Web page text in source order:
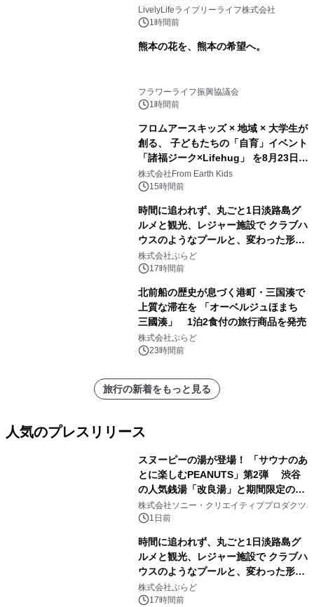
LivelyLifeライブリーライフ株式会社
1時間前
熊本の花を、熊本の希望へ。
フラワーライフ振興協議会
1時間前
フロムアースキッズ × 地域 × 大学生が
創る、 子どもたちの「自育」イベント
「諸福ジーク×Lifehug」 を8月23日
(日)開催
株式会社From Earth Kids
15時間前
時間に追われず、丸ごと1日淡路島グ
ルメと観光、レジャー施設で クラブハ
ウスのようなプールと、変わった形の
サウナも 「THE BOXY AWAJI」のお
得な素泊まり連泊プランで
株式会社ぷらど
17時間前
北前船の歴史が息づく港町・三国湊で
上質な滞在を 「オーベルジュほまち
三國湊」 1泊2食付の旅行商品を発売
株式会社ぷらど
23時間前
旅行の新着をもっと見る
人気のプレスリリース
スヌーピーの湯が登場！ 「サウナのあ
とに楽しむPEANUTS」第2弾 渋谷
の人気銭湯「改良湯」と期間限定のコ
ラボレーション サウナイキタイコラ
ボグッズも発売決定！
株式会社ソニー・クリエイティブプロダクツ
1日前
時間に追われず、丸ごと1日淡路島グ
ルメと観光、レジャー施設で クラブハ
ウスのようなプールと、変わった形の
サウナも 「THE BOXY AWAJI」のお
得な素泊まり連泊プランで
株式会社ぷらど
17時間前